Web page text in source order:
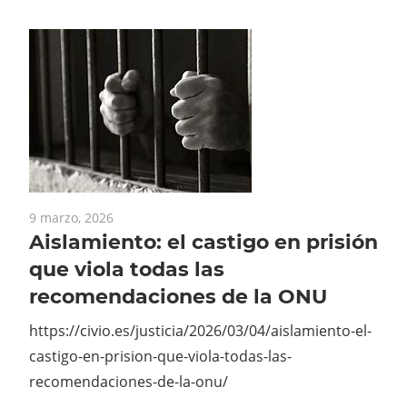
9 marzo, 2026
Aislamiento: el castigo en prisión
que viola todas las
recomendaciones de la ONU
https://civio.es/justicia/2026/03/04/aislamiento-el-
castigo-en-prision-que-viola-todas-las-
recomendaciones-de-la-onu/